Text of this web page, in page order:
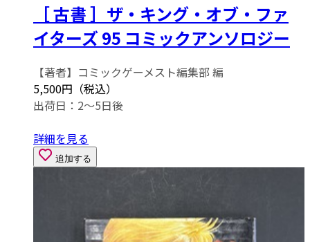
［ 古書 ］ザ・キング・オブ・ファ
イターズ 95 コミックアンソロジー
【著者】コミックゲーメスト編集部 編
5,500円（税込）
出荷日：2～5日後
詳細を見る
追加する